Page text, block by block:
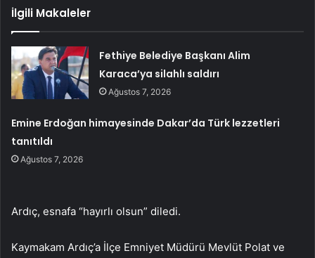
İlgili Makaleler
Fethiye Belediye Başkanı Alim
Karaca’ya silahlı saldırı
Ağustos 7, 2026
Emine Erdoğan himayesinde Dakar’da Türk lezzetleri
tanıtıldı
Ağustos 7, 2026
Ardıç, esnafa “hayırlı olsun” diledi.
Kaymakam Ardıç’a İlçe Emniyet Müdürü Mevlüt Polat ve